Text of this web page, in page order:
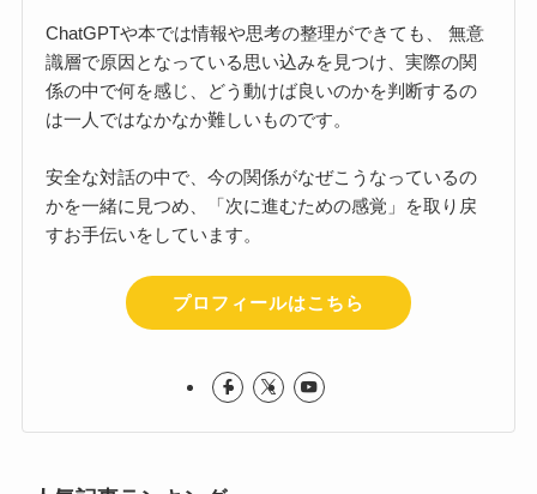
ChatGPTや本では情報や思考の整理ができても、 無意
識層で原因となっている思い込みを見つけ、実際の関
係の中で何を感じ、どう動けば良いのかを判断するの
は一人ではなかなか難しいものです。
安全な対話の中で、今の関係がなぜこうなっているの
かを一緒に見つめ、「次に進むための感覚」を取り戻
すお手伝いをしています。
プロフィールはこちら